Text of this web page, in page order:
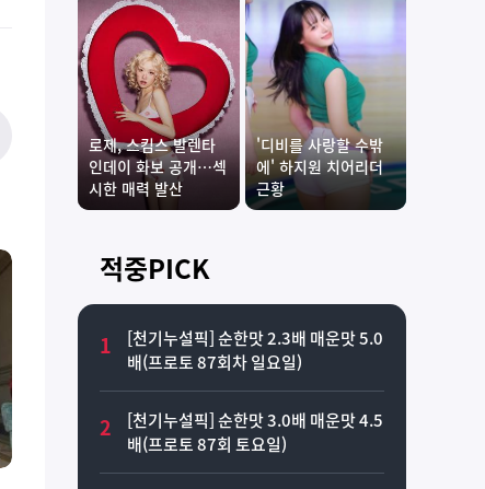
로제, 스킴스 발렌타
인데이 화보 공개…섹
시한 매력 발산
'디비를 사랑할 수밖
에' 하지원 치어리더
근황
적중PICK
1
[천기누설픽] 순한맛 2.3배 매운맛 5.0
배(프로토 87회차 일요일)
2
[천기누설픽] 순한맛 3.0배 매운맛 4.5
배(프로토 87회 토요일)